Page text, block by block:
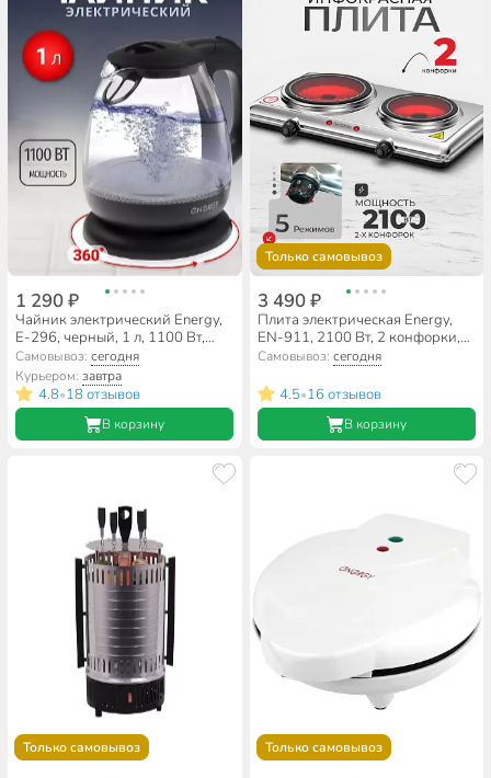
1 290 ₽
Чайник электрический Energy,
E-296, черный, 1 л, 1100 Вт,
скрытый нагревательный
элемент, стекло
Самовывоз:сегодня
Курьером:завтра
4.8•18 отзывов
В корзину
Только самовывоз
3 490 ₽
Плита электрическая Energy,
EN-911, 2100 Вт, 2 конфорки,
инфракрасная,
стеклокерамика, механическая,
переключатель поворотный,
нержавеющая сталь,
серебристая
Самовывоз: сегодня
4.5•16 отзывов
В корзину
Только самовывоз Только самовывоз